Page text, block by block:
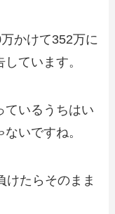
かけて352万に
ています。
ているうちはい
いですね。
けたらそのまま